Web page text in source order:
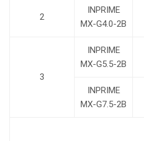
2
INPRIME
MX-G4.0-2B
3
INPRIME
MX-G5.5-2B
INPRIME
MX-G7.5-2B